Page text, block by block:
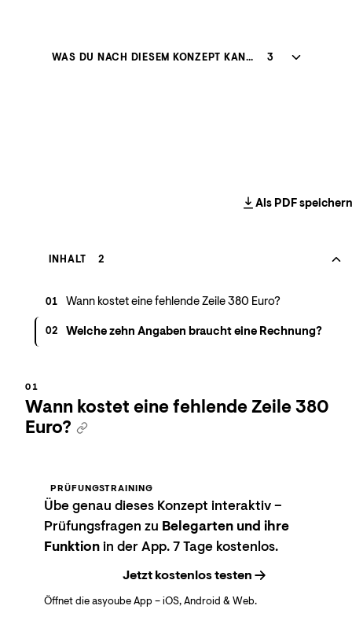
WAS DU NACH DIESEM KONZEPT KANNST 3
Als PDF speichern
INHALT 2
01 Wann kostet eine fehlende Zeile 380 Euro?
02 Welche zehn Angaben braucht eine Rechnung?
Wann kostet eine fehlende Zeile 380
Euro?
PRÜFUNGSTRAINING
Übe genau dieses Konzept interaktiv –
Prüfungsfragen zu Belegarten und ihre
Funktionin der App. 7 Tage kostenlos.
Jetzt kostenlos testen
Öffnet die asyoube App – iOS, Android & Web.